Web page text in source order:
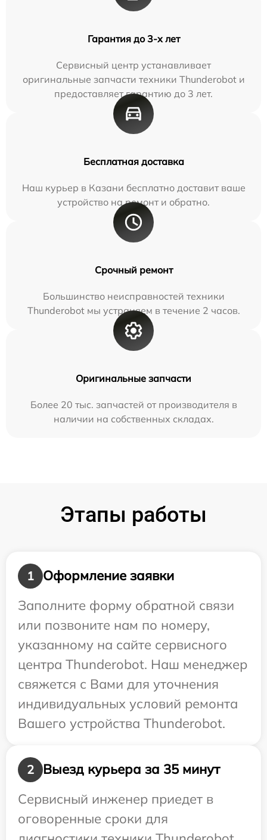
Гарантия до 3-х лет
Сервисный центр устанавливает
оригинальные запчасти техники Thunderobot и
предоставляет гарантию до 3 лет.
Бесплатная доставка
Наш курьер в Казани бесплатно доставит ваше
устройство на ремонт и обратно.
Срочный ремонт
Большинство неисправностей техники
Thunderobot мы устраняем в течение 2 часов.
Оригинальные запчасти
Более 20 тыс. запчастей от производителя в
наличии на собственных складах.
Этапы работы
1
Оформление заявки
Заполните форму обратной связи
или позвоните нам по номеру,
указанному на сайте сервисного
центра Thunderobot. Наш менеджер
свяжется с Вами для уточнения
индивидуальных условий ремонта
Вашего устройства Thunderobot.
2
Выезд курьера за 35 минут
Сервисный инженер приедет в
оговоренные сроки для